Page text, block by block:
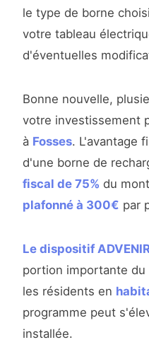
le type de borne
votre tableau
d'éventuelles
Bonne nouvelle,
votre investissement
à Fosses. L'avantage
d'une borne de
fiscal de 75% du
plafonné à 300€ par
Le dispositif
portion importante
les résidents en
programme peut
installée.